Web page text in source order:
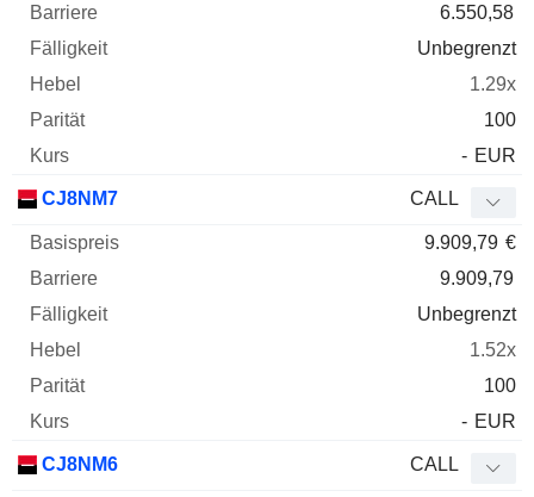
6.550,58
Unbegrenzt
1.29x
100
- EUR
CJ8NM7 CALL
9.909,79 €
9.909,79
Unbegrenzt
1.52x
100
- EUR
CJ8NM6 CALL